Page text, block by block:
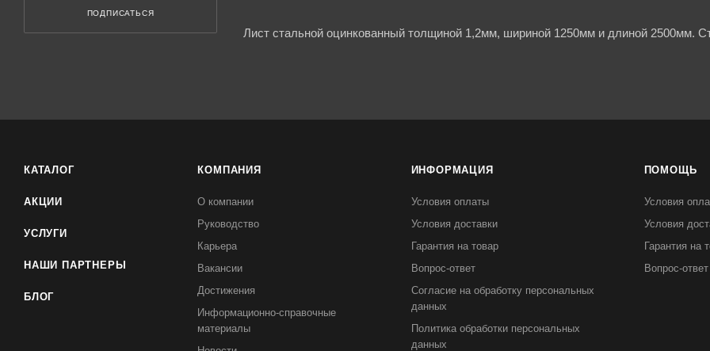
Лист стальной оцинкованный толщиной 1,2мм, шириной 1250мм и длиной 2500мм.
ПОДПИСАТЬСЯ
КАТАЛОГ
АКЦИИ
УСЛУГИ
НАШИ ПАРТНЕРЫ
БЛОГ
КОМПАНИЯ
О компании
Руководство
Карьера
Вакансии
Достижения
Информационно-справочные
материалы
ИНФОРМАЦИЯ
Условия оплаты
Условия доставки
Гарантия на товар
Вопрос-ответ
Согласие на обработку персональных
данных
Политика обработки персональных
данных
ПОМОЩЬ
Условия
Условия
Гарантия на
Вопрос-ответ